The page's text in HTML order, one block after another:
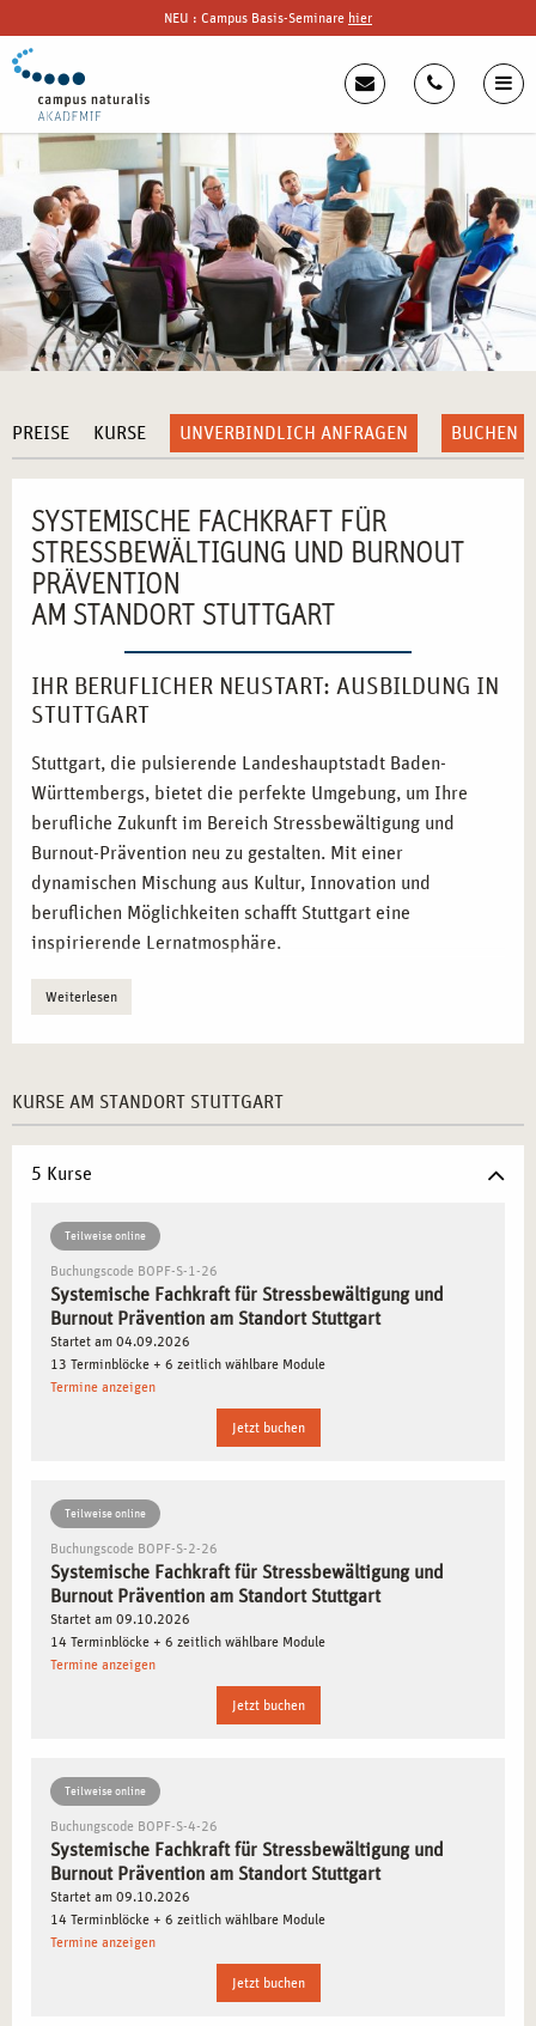
NEU : Campus Basis-Seminare hier
PREISE KURSE UNVERBINDLICH ANFRAGEN BUCHEN
SYSTEMISCHE FACHKRAFT FÜR
STRESSBEWÄLTIGUNG UND BURNOUT
PRÄVENTION
AM STANDORT STUTTGART
IHR BERUFLICHER NEUSTART: AUSBILDUNG IN
STUTTGART
Stuttgart, die pulsierende Landeshauptstadt Baden-
Württembergs, bietet die perfekte Umgebung, um Ihre
berufliche Zukunft im Bereich Stressbewältigung und
Burnout-Prävention neu zu gestalten. Mit einer
dynamischen Mischung aus Kultur, Innovation und
beruflichen Möglichkeiten schafft Stuttgart eine
inspirierende Lernatmosphäre.
Innovatives Ausbildungsumfeld:
sorgt für eine leichte Erreichbarkeit der Akademie.
Vielfältige Netzwerke:Nutzen Sie die lokalen
Partnerschaften im Gesundheits- und Sozialsektor.
Ihnen das notwendige Fachwissen und die praktischen
Fertigkeiten für Ihren beruflichen Erfolg.
Flexibles Lernen:Dank modularer Kurspläne lassen sich
Beruf und Weiterbildung optimal kombinieren.
WARUM STUTTGART EIN IDEALER STANDORT
FÜR IHRE AUSBILDUNG IST
Reichtum und zählt zu den wichtigsten Bildungsstandorten
in Deutschland. Die Stadt ist Heimat zahlreicher
Unternehmen und Institutionen, die großen Wert auf
betriebliche Gesundheitsförderung legen. Hier haben Sie
die Möglichkeit, Ihr Wissen in einem innovativen Umfeld
anzuwenden und gleichzeitig von den vielfältigen Freizeit-
und Kulturangeboten zu profitieren.
Unsere Ausbildung bereitet Sie gezielt darauf vor,
Menschen in stressreichen Lebenslagen professionell zu
unterstützen. Die praxisnahen Inhalte sorgen dafür, dass
Sie optimal auf Ihre zukünftigen Aufgaben vorbereitet
sind:
Grundlagen der Stressbewältigung:
Entstehung von Stress und seine Auswirkungen auf die
Weiterlesen
KURSE AM STANDORT STUTTGART
5 Kurse
Teilweise online
Buchungscode BOPF-S-1-26
Systemische Fachkraft für Stressbewältigung und
Burnout Prävention am Standort Stuttgart
Startet am 04.09.2026
13 Terminblöcke + 6 zeitlich wählbare Module
Termine anzeigen
Jetzt buchen
Teilweise online
Buchungscode BOPF-S-2-26
Systemische Fachkraft für Stressbewältigung und
Burnout Prävention am Standort Stuttgart
Startet am 09.10.2026
14 Terminblöcke + 6 zeitlich wählbare Module
Termine anzeigen
Jetzt buchen
Teilweise online
Buchungscode BOPF-S-4-26
Systemische Fachkraft für Stressbewältigung und
Burnout Prävention am Standort Stuttgart
Startet am 09.10.2026
14 Terminblöcke + 6 zeitlich wählbare Module
Termine anzeigen
Jetzt buchen